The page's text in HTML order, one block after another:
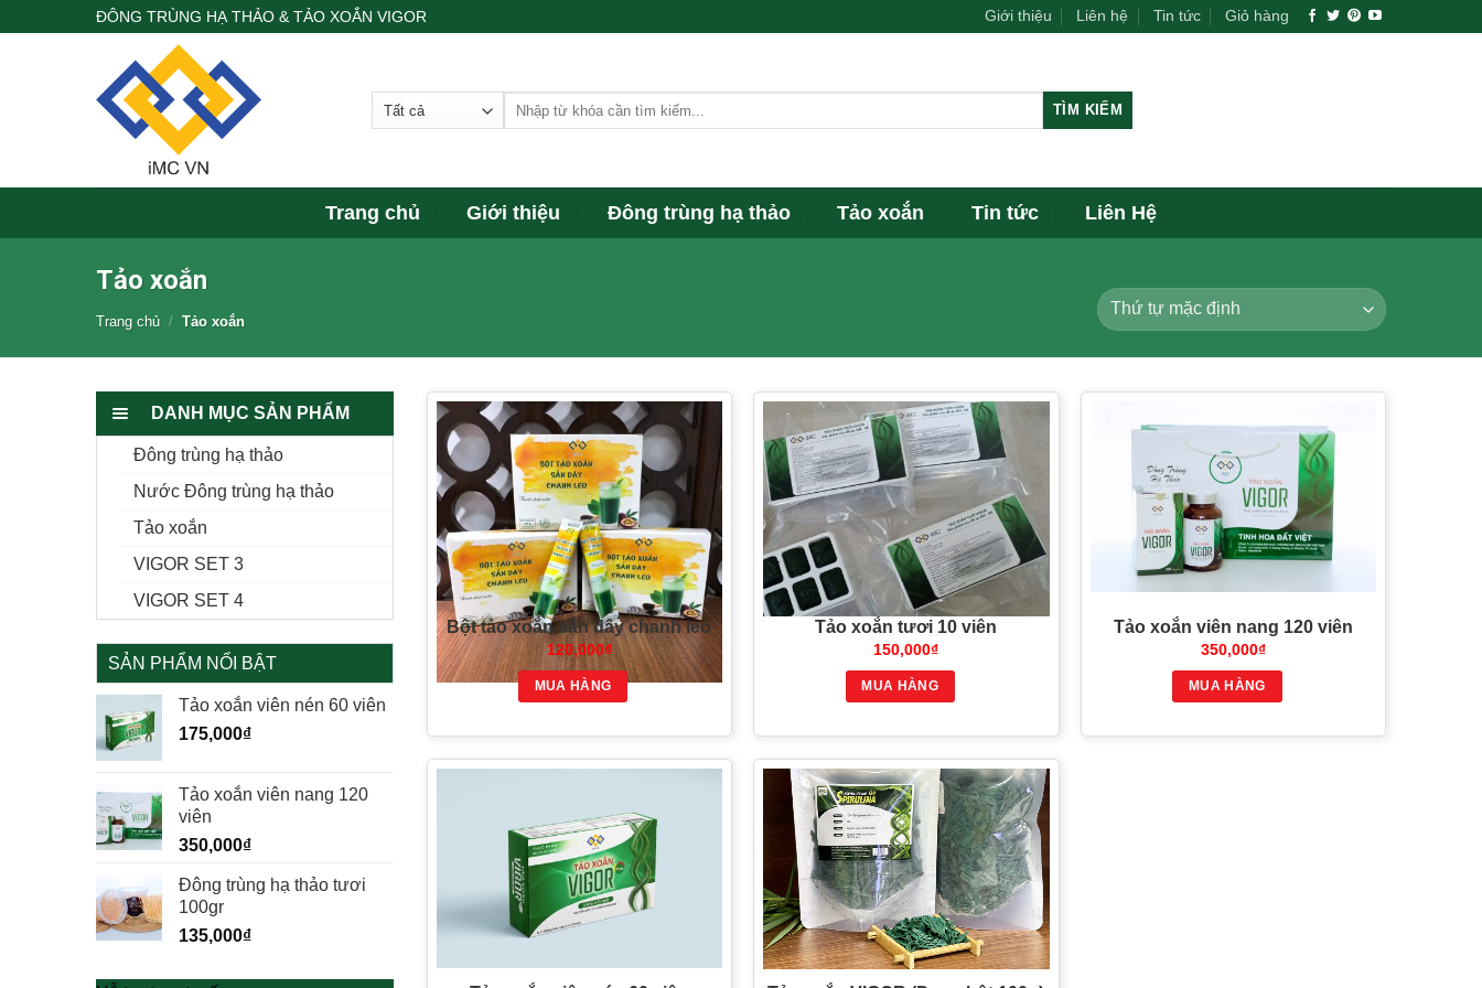
ĐÔNG TRÙNG HẠ THẢO & TẢO XOẮN VIGOR Giới thiệu Liên hệ Tin tức Giỏ hàng
Tìm
kiếm:
TÌM KIẾM
Trang chủ Giới thiệu Đông trùng hạ thảo Tảo xoắn Tin tức Liên Hệ
Tảo xoắn
Trang chủ / Tảo xoắn
DANH MỤC SẢN PHẨM
Đông trùng hạ thảo
Nước Đông trùng hạ thảo
Tảo xoắn
VIGOR SET 3
VIGOR SET 4
SẢN PHẨM NỔI BẬT
Tảo xoắn viên nén 60 viên
175,000₫
Tảo xoắn viên nang 120
viên
350,000₫
Đông trùng hạ thảo tươi
100gr
135,000₫
Bột tảo xoắn sắn dây chanh leo
120,000₫
MUA HÀNG
Tảo xoắn tươi 10 viên
150,000₫
MUA HÀNG
Tảo xoắn viên nang 120 viên
350,000₫
MUA HÀNG